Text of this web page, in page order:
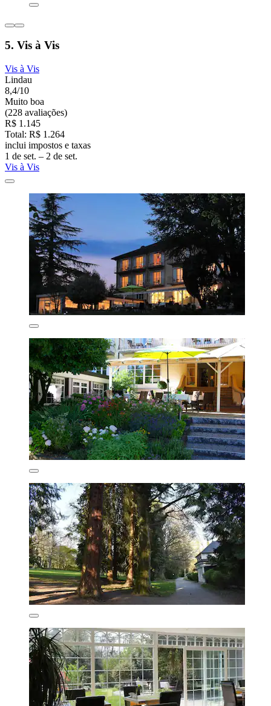
5. Vis à Vis
Vis à Vis
Lindau
8,4/10
Muito boa
(228 avaliações)
R$ 1.145
Total: R$ 1.264
inclui impostos e taxas
1 de set. – 2 de set.
Vis à Vis